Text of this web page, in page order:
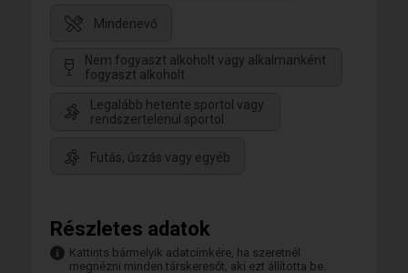
Mindenevő
Nem fogyaszt alkoholt vagy alkalmanként
fogyaszt alkoholt
Legalább hetente sportol vagy
rendszertelenül sportol
Futás, úszás vagy egyéb
Részletes adatok
Kattints bármelyik adatcímkére, ha szeretnél
megnézni minden társkeresőt, aki ezt állította be.